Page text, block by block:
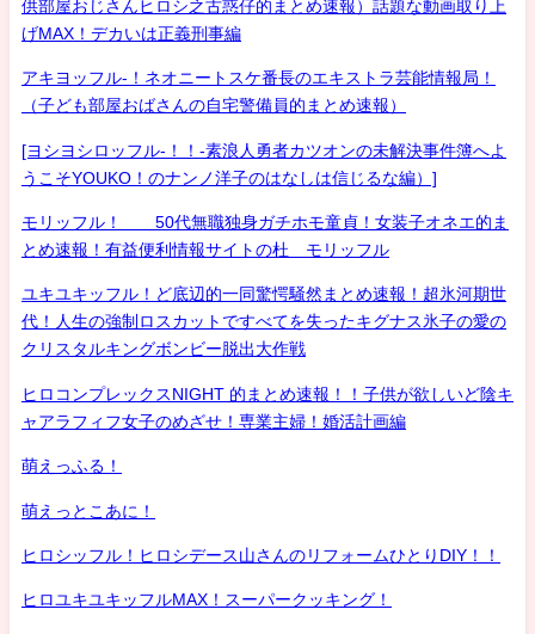
供部屋おじさんヒロシ之古惑仔的まとめ速報）話題な動画取り上
げMAX！デカいは正義刑事編
アキヨッフル-！ネオニートスケ番長のエキストラ芸能情報局！
（子ども部屋おばさんの自宅警備員的まとめ速報）
[ヨシヨシロッフル-！！-素浪人勇者カツオンの未解決事件簿へよ
うこそYOUKO！のナンノ洋子のはなしは信じるな編）]
モリッフル！ 50代無職独身ガチホモ童貞！女装子オネエ的ま
とめ速報！有益便利情報サイトの杜 モリッフル
ユキユキッフル！ど底辺的一同驚愕騒然まとめ速報！超氷河期世
代！人生の強制ロスカットですべてを失ったキグナス氷子の愛の
クリスタルキングボンビー脱出大作戦
ヒロコンプレックスNIGHT 的まとめ速報！！子供が欲しいど陰キ
ャアラフィフ女子のめざせ！専業主婦！婚活計画編
萌えっふる！
萌えっとこあに！
ヒロシッフル！ヒロシデース山さんのリフォームひとりDIY！！
ヒロユキユキッフルMAX！スーパークッキング！